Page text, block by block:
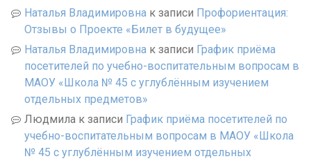
Наталья Владимировна к записи Профориентация:
Отзывы о Проекте «Билет в будущее»
Наталья Владимировна к записи График приёма
посетителей по учебно-воспитательным вопросам в
МАОУ «Школа № 45 с углублённым изучением
отдельных предметов»
Людмила к записи График приёма посетителей по
учебно-воспитательным вопросам в МАОУ «Школа
№ 45 с углублённым изучением отдельных